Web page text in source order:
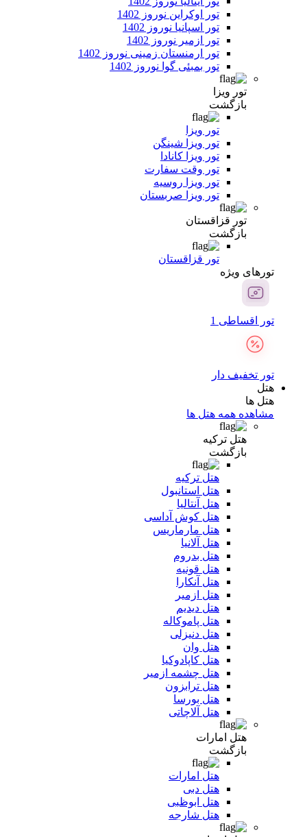
تور اوکراین نوروز 1402
تور اسپانیا نوروز 1402
تور ازمیر نوروز 1402
تور ارمنستان زمینی نوروز 1402
تور بمبئی گوا نوروز 1402
تور ویزا
بازگشت
تور ویزا
تور ویزا شینگن
تور ویزا کانادا
تور وقت سفارت
تور ویزا روسیه
تور ویزا صربستان
تور قزاقستان
بازگشت
تور قزاقستان
تور‌های ویژه
تور اقساطی 1
تور تخفیف دار
هتل
هتل ها
مشاهده همه هتل ها
هتل ترکیه
بازگشت
هتل ترکیه
هتل استانبول
هتل آنتالیا
هتل کوش آداسی
هتل مارماریس
هتل آلانیا
هتل بدروم
هتل قونیه
هتل آنکارا
هتل ازمیر
هتل دیدیم
هتل پاموکاله
هتل دنیزلی
هتل وان
هتل کاپادوکیا
هتل چشمه ازمیر
هتل ترابزون
هتل بورسا
هتل آلاچاتی
هتل امارات
بازگشت
هتل امارات
هتل دبی
هتل ابوظبی
هتل شارجه